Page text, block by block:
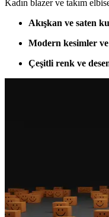
Kadın blazer ve takım
Akışkan ve saten
Modern kesimler
Çeşitli renk ve